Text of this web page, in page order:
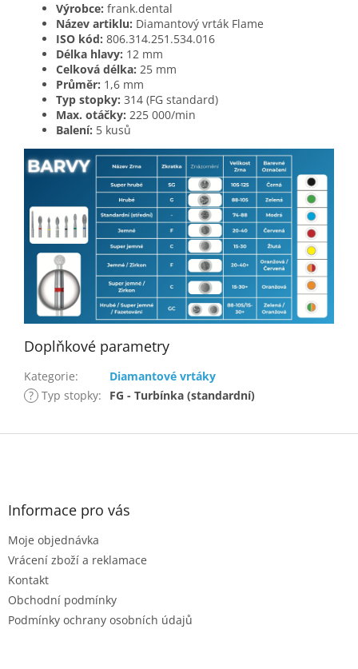
Výrobce: frank.dental
Název artiklu: Diamantový vrták Flame
ISO kód: 806.314.251.534.016
Délka hlavy: 12 mm
Celková délka: 25 mm
Průměr: 1,6 mm
Typ stopky: 314 (FG standard)
Max. otáčky: 225 000/min
Balení: 5 kusů
Doplňkové parametry
Kategorie:
Diamantové vrtáky
? Typ stopky: FG - Turbínka (standardní)
Z
Informace pro vás
Moje objednávka
Vrácení zboží a reklamace
Kontakt
Obchodní podmínky
Podmínky ochrany osobních údajů